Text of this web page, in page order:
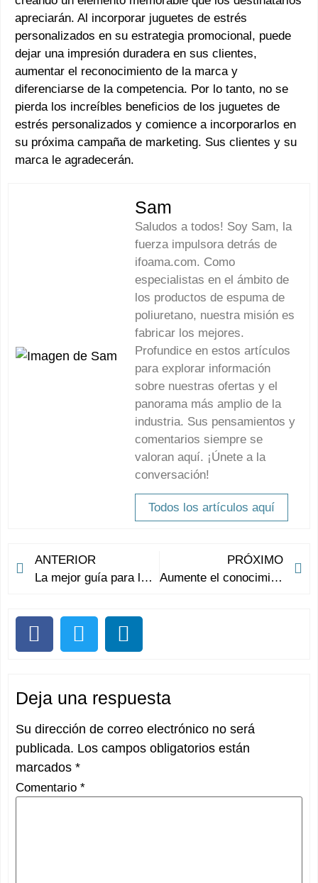
apreciarán. Al incorporar juguetes de estrés
personalizados en su estrategia promocional, puede
dejar una impresión duradera en sus clientes,
aumentar el reconocimiento de la marca y
diferenciarse de la competencia. Por lo tanto, no se
pierda los increíbles beneficios de los juguetes de
estrés personalizados y comience a incorporarlos en
su próxima campaña de marketing. Sus clientes y su
marca le agradecerán.
Sam
Saludos a todos! Soy Sam, la
fuerza impulsora detrás de
ifoama.com. Como
especialistas en el ámbito de
los productos de espuma de
poliuretano, nuestra misión es
fabricar los mejores.
Profundice en estos artículos
para explorar información
sobre nuestras ofertas y el
panorama más amplio de la
industria. Sus pensamientos y
comentarios siempre se
valoran aquí. ¡Únete a la
conversación!
Todos los artículos aquí
ANTERIOR
La mejor guía para las bolas de espuma al por mayor: todo lo que necesitas saber
PRÓXIMO
Aumente el conocimiento de la marca y alivie el estrés con bolas antiestrés promocionales personalizadas
Deja una respuesta
Su dirección de correo electrónico no será
publicada. Los campos obligatorios están
marcados *
Comentario *